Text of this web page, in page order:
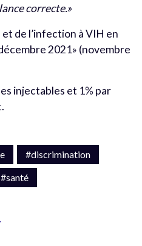
correcte.»
de l’infection à VIH en
2021» (novembre
injectables et 1% par
#discrimination
#santé